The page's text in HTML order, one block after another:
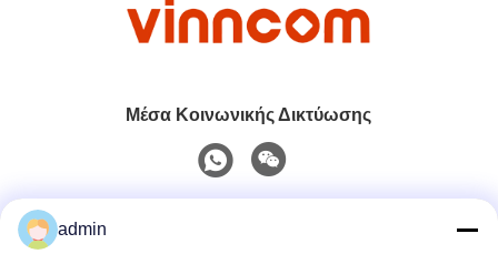
Μέσα Κοινωνικής Δικτύωσης
admin